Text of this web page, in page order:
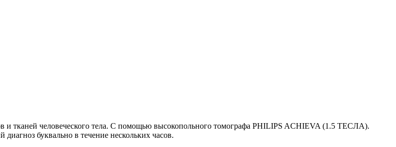
и тканей человеческого тела. С помощью высокопольного томографа PHILIPS ACHIEVA (1.5 ТЕСЛА).
буквально в течение нескольких часов.